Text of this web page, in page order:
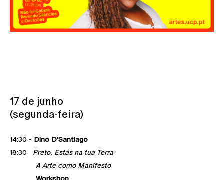
17 de junho
(segunda-feira)
14:30 - Dino D'Santiago
18:30 Preto, Estás na tua Terra
A Arte como Manifesto
Workshop